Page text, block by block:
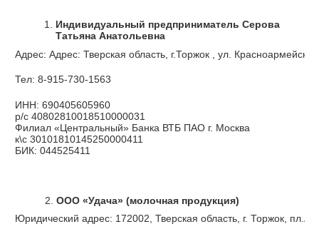
Индивидуальный предприниматель Серова
Татьяна Анатольевна
Адрес: Адрес: Тверская область, г.Торжок , ул.
Тел: 8-915-730-1563
ИНН: 690405605960
р/с 40802810018510000031
Филиал «Центральный» Банка ВТБ ПАО г. Москва
к\с 30101810145250000411
БИК: 044525411
ООО «Удача» (молочная продукция)
Юридический адрес: 172002, Тверская область, г. Торжок,